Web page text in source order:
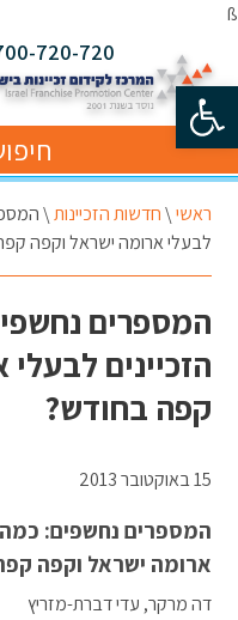
פתח סרגל נגישות
ß
720-720
ראשי\חדשות הזכיינות\
לבעלי ארומה ישראל וקפה
המספרים
הזכיינים
קפה בחודש?
15 באוקטובר 2013
המספרים נחשפים: כמה
ארומה ישראל וקפה
דה מרקר, עדי דברת-מזריץ